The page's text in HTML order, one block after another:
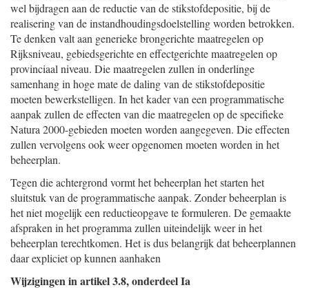
wel bijdragen aan de reductie van de stikstofdepositie, bij de
realisering van de instandhoudingsdoelstelling worden betrokken.
Te denken valt aan generieke brongerichte maatregelen op
Rijksniveau, gebiedsgerichte en effectgerichte maatregelen op
provinciaal niveau. Die maatregelen zullen in onderlinge
samenhang in hoge mate de daling van de stikstofdepositie
moeten bewerkstelligen. In het kader van een programmatische
aanpak zullen de effecten van die maatregelen op de specifieke
Natura 2000-gebieden moeten worden aangegeven. Die effecten
zullen vervolgens ook weer opgenomen moeten worden in het
beheerplan.
Tegen die achtergrond vormt het beheerplan het starten het
sluitstuk van de programmatische aanpak. Zonder beheerplan is
het niet mogelijk een reductieopgave te formuleren. De gemaakte
afspraken in het programma zullen uiteindelijk weer in het
beheerplan terechtkomen. Het is dus belangrijk dat beheerplannen
daar expliciet op kunnen aanhaken
Wijzigingen in artikel 3.8, onderdeel Ia